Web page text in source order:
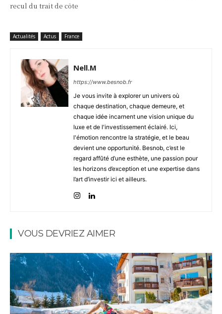
recul du trait de côte
Actualités Actus France
Nell.M
https://www.besnob.fr
Je vous invite à explorer un univers où
chaque destination, chaque demeure, et
chaque idée incarnent une vision unique du
luxe et de l'investissement éclairé. Ici,
l'émotion rencontre la stratégie, et le beau
devient une opportunité. Besnob, c’est le
regard affûté d’une esthète, une passion pour
les horizons d’exception et une expertise dans
l’art d’investir ici et ailleurs.
VOUS DEVRIEZ AIMER